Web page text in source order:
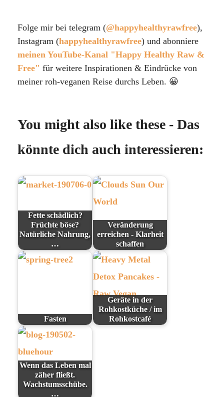
Folge mir bei telegram (@happyhealthyrawfree),
Instagram (happyhealthyrawfree) und abonniere
meinen YouTube-Kanal "Happy Healthy Raw &
Free" für weitere Inspirationen & Eindrücke von
meiner roh-veganen Reise durchs Leben. 😀
You might also like these - Das
könnte dich auch interessieren:
Fette schädlich?
Früchte böse?
Natürliche Nahrung,
…
Veränderung
erreichen - Klarheit
schaffen
Fasten
Geräte in der
Rohkostküche / im
Rohkostcafé
Wenn das Leben mal
zäher fließt.
Wachstumsschübe.
…